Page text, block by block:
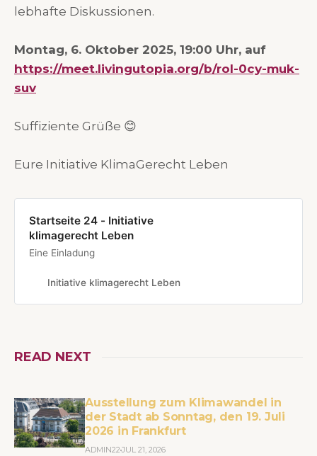
lebhafte Diskussionen.
Montag, 6. Oktober 2025, 19:00 Uhr, auf
https://meet.livingutopia.org/b/rol-0cy-muk-
suv
Suffiziente Grüße 😊
Eure Initiative KlimaGerecht Leben
Startseite 24 - Initiative
klimagerecht Leben
Eine Einladung
Initiative klimagerecht Leben
READ NEXT
Ausstellung zum Klimawandel in
der Stadt ab Sonntag, den 19. Juli
2026 in Frankfurt
ADMIN22 JUL 21, 2026